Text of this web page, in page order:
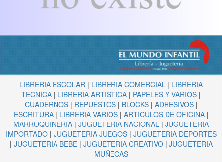
LIBRERIA ESCOLAR | LIBRERIA COMERCIAL | LIBRERIA
TECNICA | LIBRERIA ARTISTICA | PAPELES Y VARIOS |
CUADERNOS| REPUESTOS| BLOCKS| ADHESIVOS|
ESCRITURA| LIBRERIA VARIOS| ARTICULOS DE OFICINA|
MARROQUINERIA | JUGUETERIA NACIONAL | JUGUETERIA
IMPORTADO| JUGUETERIA JUEGOS| JUGUETERIA DEPORTES
| JUGUETERIA BEBE| JUGUETERIA CREATIVO| JUGUETERIA
MUÑECAS